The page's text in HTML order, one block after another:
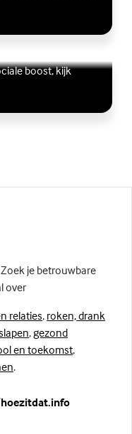
boost, kijk
je betrouwbare
over
relaties, roken, drank
, gezond
en toekomst,
.